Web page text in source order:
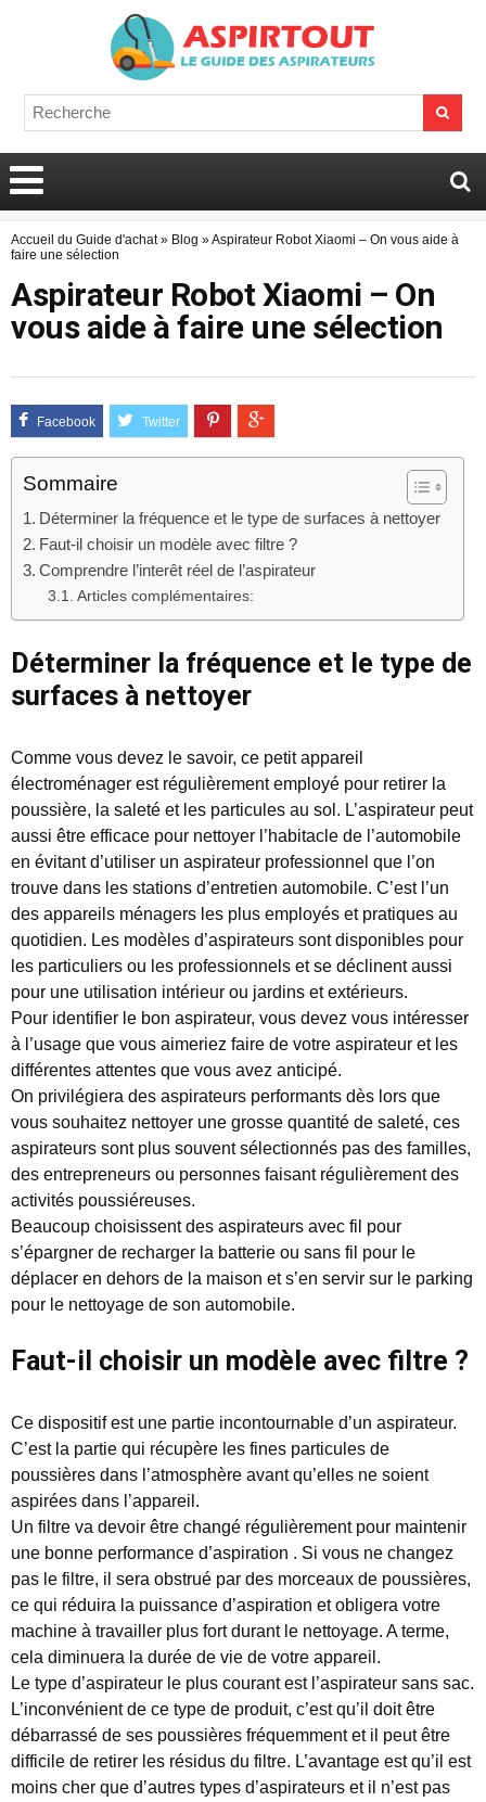
Accueil du Guide d'achat» Blog »Aspirateur Robot Xiaomi – On vous aide à
faire une sélection
Aspirateur Robot Xiaomi – On
vous aide à faire une sélection
Sommaire
Déterminer la fréquence et le type de surfaces à nettoyer
Faut-il choisir un modèle avec filtre ?
Comprendre l’interêt réel de l’aspirateur
Articles complémentaires:
Déterminer la fréquence et le type de
surfaces à nettoyer
Comme vous devez le savoir, ce petit appareil
électroménager est régulièrement employé pour retirer la
poussière, la saleté et les particules au sol. L’aspirateur peut
aussi être efficace pour nettoyer l’habitacle de l’automobile
en évitant d’utiliser un aspirateur professionnel que l’on
trouve dans les stations d’entretien automobile. C’est l’un
des appareils ménagers les plus employés et pratiques au
quotidien. Les modèles d’aspirateurs sont disponibles pour
les particuliers ou les professionnels et se déclinent aussi
pour une utilisation intérieur ou jardins et extérieurs.
Pour identifier le bon aspirateur, vous devez vous intéresser
à l’usage que vous aimeriez faire de votre aspirateur et les
différentes attentes que vous avez anticipé.
On privilégiera des aspirateurs performants dès lors que
vous souhaitez nettoyer une grosse quantité de saleté, ces
aspirateurs sont plus souvent sélectionnés pas des familles,
des entrepreneurs ou personnes faisant régulièrement des
activités poussiéreuses.
Beaucoup choisissent des aspirateurs avec fil pour
s’épargner de recharger la batterie ou sans fil pour le
déplacer en dehors de la maison et s’en servir sur le parking
pour le nettoyage de son automobile.
Faut-il choisir un modèle avec filtre ?
Ce dispositif est une partie incontournable d’un aspirateur.
C’est la partie qui récupère les fines particules de
poussières dans l’atmosphère avant qu’elles ne soient
aspirées dans l’appareil.
Un filtre va devoir être changé régulièrement pour maintenir
une bonne performance d’aspiration . Si vous ne changez
pas le filtre, il sera obstrué par des morceaux de poussières,
ce qui réduira la puissance d’aspiration et obligera votre
machine à travailler plus fort durant le nettoyage. A terme,
cela diminuera la durée de vie de votre appareil.
Le type d’aspirateur le plus courant est l’aspirateur sans sac.
L’inconvénient de ce type de produit, c’est qu’il doit être
débarrassé de ses poussières fréquemment et il peut être
difficile de retirer les résidus du filtre. L’avantage est qu’il est
moins cher que d’autres types d’aspirateurs et il n’est pas